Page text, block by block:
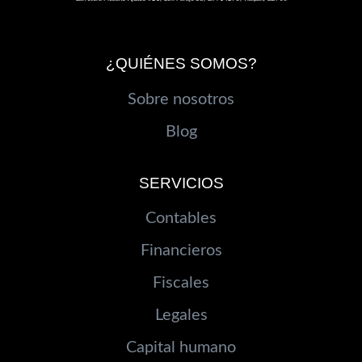
¿QUIÉNES SOMOS?
Sobre nosotros
Blog
SERVICIOS
Contables
Financieros
Fiscales
Legales
Capital humano